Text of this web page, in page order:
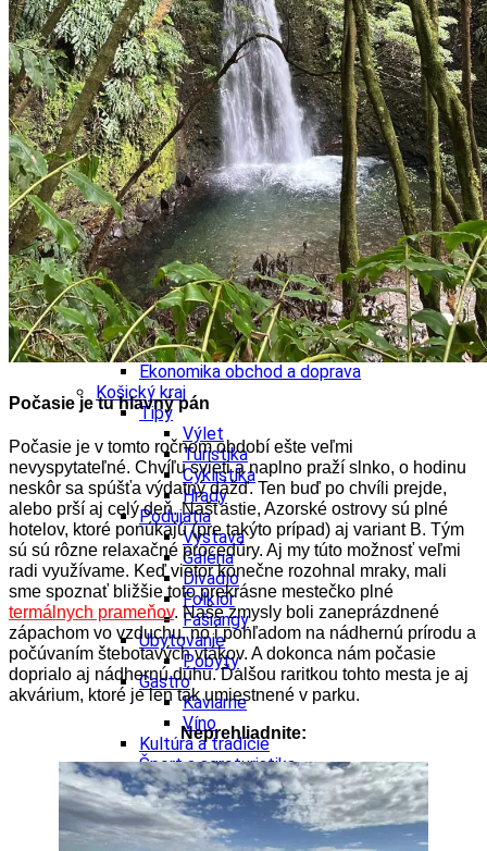
Výlet
Turistika
Cyklistika
Hrady
Podujatia
Výstava
Galéria
Festival
Folklór
Ubytovanie
Wellness
Gastro
Kaviarne
Kultúra a tradície
Kúpele
Šport a agroturistika
Školstvo
Ekonomika obchod a doprava
Košický kraj
Tipy
Výlet
Turistika
Cyklistika
Hrady
Podujatia
Výstava
Galéria
Divadlo
Folklór
Fašiangy
Ubytovanie
Pobyty
Gastro
Kaviarne
Víno
Kultúra a tradície
Šport a agroturistika
Školstvo
Ekonomika obchod a doprava
Prešovský kraj
Počasie je tu hlavný pán
Počasie je v tomto ročnom období ešte veľmi
nevyspytateľné. Chvíľu svieti a naplno praží slnko, o hodinu
neskôr sa spúšťa výdatný dážď. Ten buď po chvíli prejde,
alebo prší aj celý deň. Našťastie, Azorské ostrovy sú plné
hotelov, ktoré ponúkajú (pre takýto prípad) aj variant B. Tým
sú sú rôzne relaxačné procedúry. Aj my túto možnosť veľmi
radi využívame. Keď vietor konečne rozohnal mraky, mali
sme spoznať bližšie toto prekrásne mestečko plné
termálnych prameňov. Naše zmysly boli zaneprázdnené
zápachom vo vzduchu, no i pohľadom na nádhernú prírodu a
počúvaním štebotavých vtákov. A dokonca nám počasie
doprialo aj nádhernú dúhu. Ďalšou raritkou tohto mesta je aj
akvárium, ktoré je len tak umiestnené v parku.
Neprehliadnite: